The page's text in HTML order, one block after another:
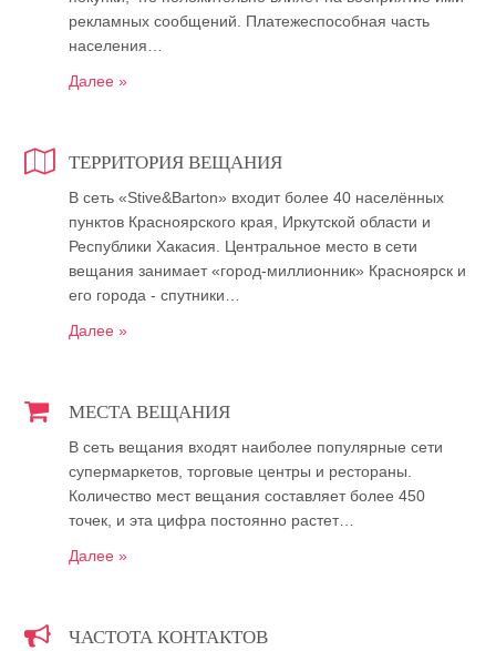
рекламных сообщений. Платежеспособная часть
населения…
Далее »
ТЕРРИТОРИЯ ВЕЩАНИЯ
В сеть «Stive&Barton» входит более 40 населённых
пунктов Красноярского края, Иркутской области и
Республики Хакасия. Центральное место в сети
вещания занимает «город-миллионник» Красноярск и
его города - спутники…
Далее »
МЕСТА ВЕЩАНИЯ
В сеть вещания входят наиболее популярные сети
супермаркетов, торговые центры и рестораны.
Количество мест вещания составляет более 450
точек, и эта цифра постоянно растет…
Далее »
ЧАСТОТА КОНТАКТОВ